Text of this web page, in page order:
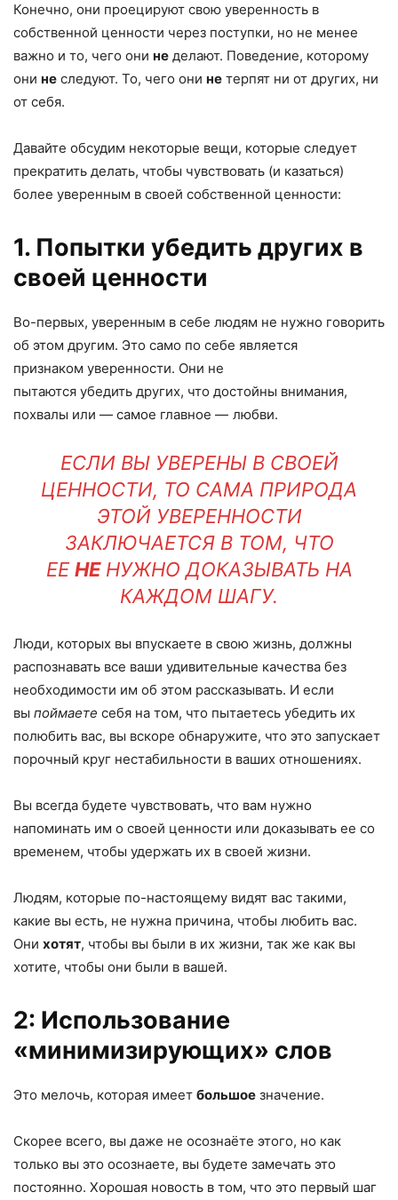
Конечно, они проецируют свою уверенность в
собственной ценности через поступки, но не менее
важно и то, чего они не делают. Поведение, которому
они не следуют. То, чего они не терпят ни от других, ни
от себя.
Давайте обсудим некоторые вещи, которые следует
прекратить делать, чтобы чувствовать (и казаться)
более уверенным в своей собственной ценности:
1. Попытки убедить других в
своей ценности
Во-первых, уверенным в себе людям не нужно говорить
об этом другим. Это само по себе является
признаком уверенности. Они не
пытаются убедить других, что достойны внимания,
похвалы или — самое главное — любви.
ЕСЛИ ВЫ УВЕРЕНЫ В СВОЕЙ
ЦЕННОСТИ, ТО САМА ПРИРОДА
ЭТОЙ УВЕРЕННОСТИ
ЗАКЛЮЧАЕТСЯ В ТОМ, ЧТО
ЕЕНЕНУЖНО ДОКАЗЫВАТЬ НА
КАЖДОМ ШАГУ.
Люди, которых вы впускаете в свою жизнь, должны
распознавать все ваши удивительные качества без
необходимости им об этом рассказывать. И если
вы поймаете себя на том, что пытаетесь убедить их
полюбить вас, вы вскоре обнаружите, что это запускает
порочный круг нестабильности в ваших отношениях.
Вы всегда будете чувствовать, что вам нужно
напоминать им о своей ценности или доказывать ее со
временем, чтобы удержать их в своей жизни.
Людям, которые по-настоящему видят вас такими,
какие вы есть, не нужна причина, чтобы любить вас.
Они хотят, чтобы вы были в их жизни, так же как вы
хотите, чтобы они были в вашей.
2: Использование
«минимизирующих» слов
Это мелочь, которая имеет большое значение.
Скорее всего, вы даже не осознаёте этого, но как
только вы это осознаете, вы будете замечать это
постоянно. Хорошая новость в том, что это первый шаг